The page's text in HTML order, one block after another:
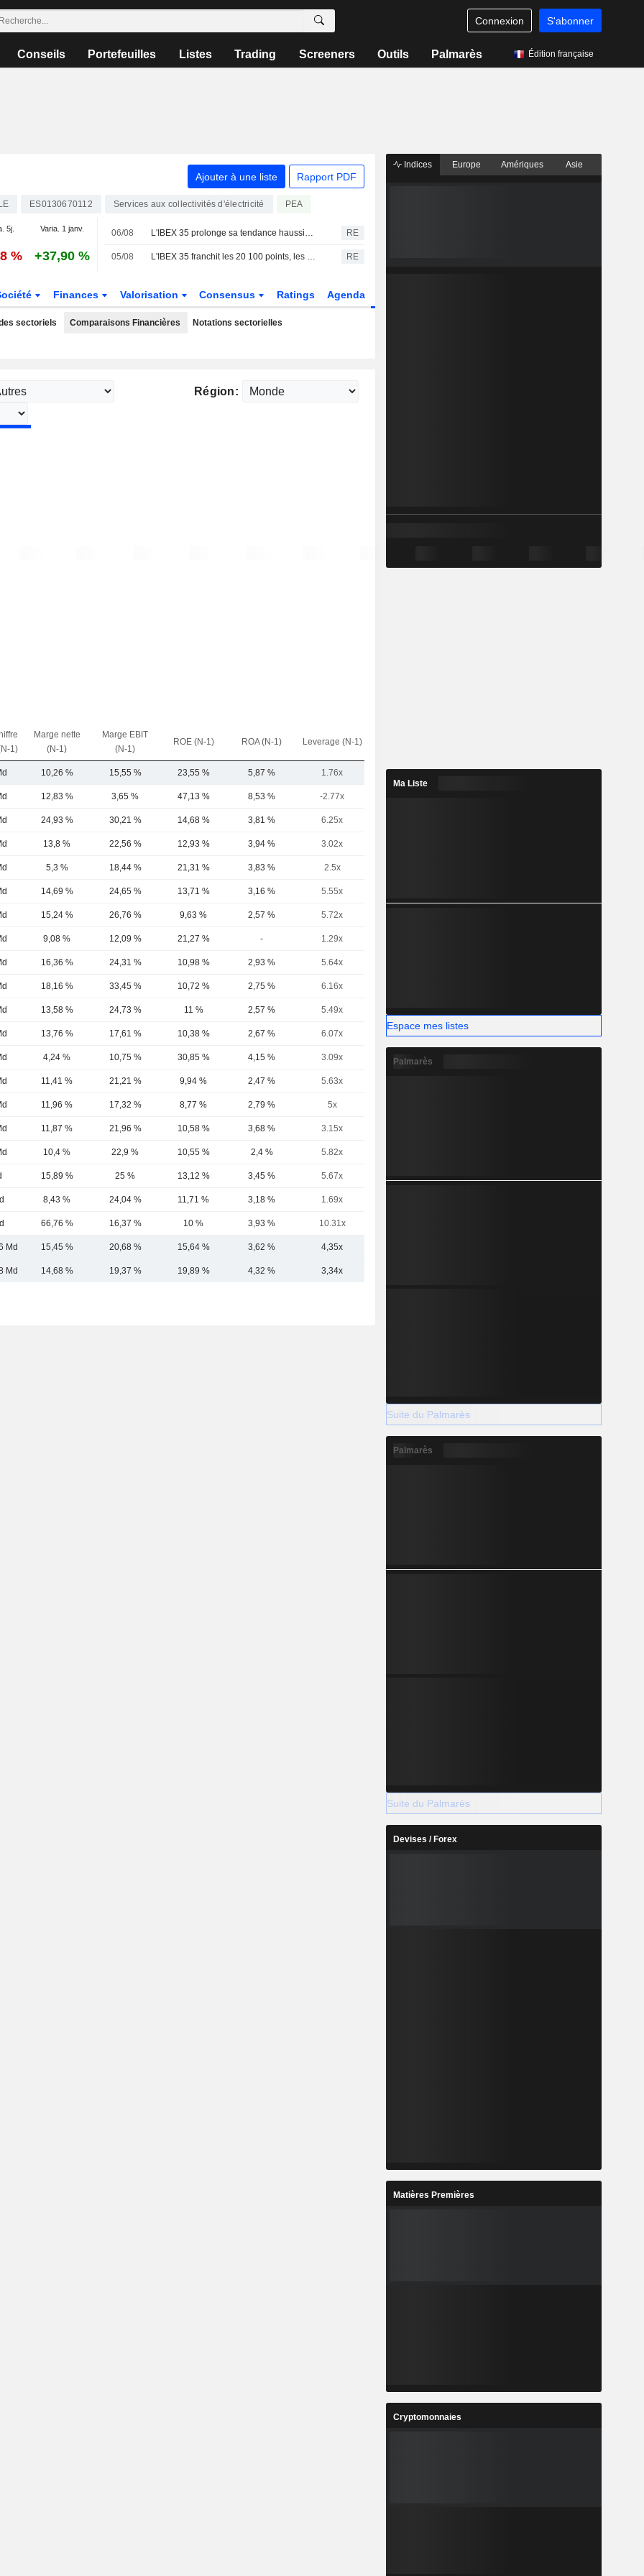
Connexion S'abonner
Conseils Portefeuilles Listes Trading Screeners Outils Palmarès Édition française
Ajouter à une liste Rapport PDF
ES0130670112 Services aux collectivités d'électricité PEA
5j. Varia. 1 janv.
% +37,90 %
06/08 L'IBEX 35 prolonge sa tendance haussière dans l'espoir d'un accord entre les États-Unis et l'Iran RE
05/08 L'IBEX 35 franchit les 20 100 points, les yeux rivés sur le secteur technologique et la géopolitique RE
Finances Valorisation Consensus Ratings Agenda
sectoriels Comparaisons Financières Notations sectorielles
Région:
1)
Marge nette
(N-1)
Marge EBIT
(N-1)
ROE (N-1) ROA (N-1) Leverage (N-1)
10,26 % 15,55 % 23,55 % 5,87 % 1.76x
12,83 % 3,65 % 47,13 % 8,53 % -2.77x
24,93 % 30,21 % 14,68 % 3,81 % 6.25x
13,8 % 22,56 % 12,93 % 3,94 % 3.02x
5,3 % 18,44 % 21,31 % 3,83 % 2.5x
14,69 % 24,65 % 13,71 % 3,16 % 5.55x
15,24 % 26,76 % 9,63 % 2,57 % 5.72x
9,08 % 12,09 % 21,27 % - 1.29x
16,36 % 24,31 % 10,98 % 2,93 % 5.64x
18,16 % 33,45 % 10,72 % 2,75 % 6.16x
13,58 % 24,73 % 11 % 2,57 % 5.49x
13,76 % 17,61 % 10,38 % 2,67 % 6.07x
4,24 % 10,75 % 30,85 % 4,15 % 3.09x
11,41 % 21,21 % 9,94 % 2,47 % 5.63x
11,96 % 17,32 % 8,77 % 2,79 % 5x
11,87 % 21,96 % 10,58 % 3,68 % 3.15x
10,4 % 22,9 % 10,55 % 2,4 % 5.82x
15,89 % 25 % 13,12 % 3,45 % 5.67x
8,43 % 24,04 % 11,71 % 3,18 % 1.69x
66,76 % 16,37 % 10 % 3,93 % 10.31x
Md 15,45 % 20,68 % 15,64 % 3,62 % 4,35x
Md 14,68 % 19,37 % 19,89 % 4,32 % 3,34x
Indices Europe Amériques Asie
Ma Liste
Espace mes listes
Palmarès
Suite du Palmarès
Palmarès
Suite du Palmarès
Devises / Forex
Matières Premières
Cryptomonnaies